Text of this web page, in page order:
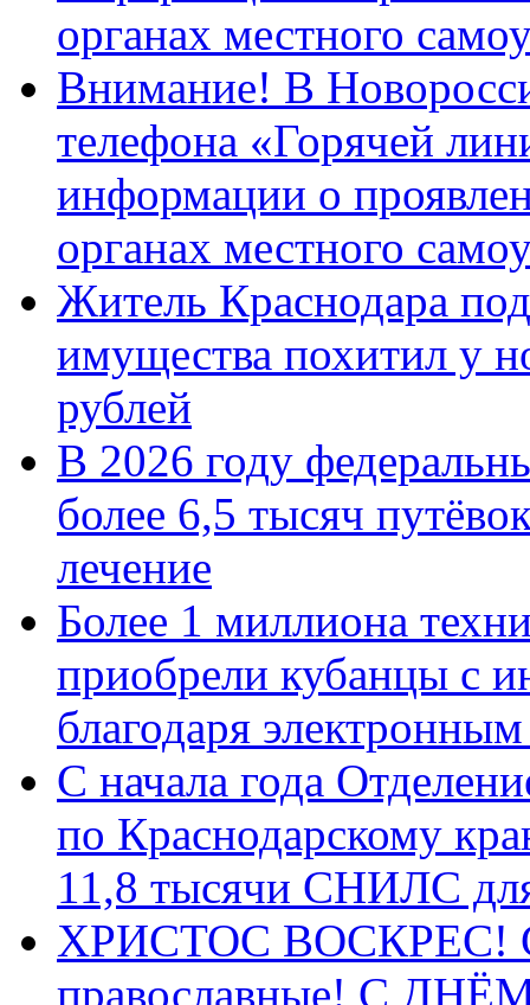
органах местного
Внимание! В
телефона «Горячей
информации о
органах местного
Житель Краснодара
имущества похитил у
рублей
В 2026 году
более 6,5 тысяч
лечение
Более 1 миллиона
приобрели кубанцы с
благодаря
С начала года
по Краснодарскому
11,8 тысячи СНИЛС
ХРИСТОС ВОСКРЕС! С
православные! C